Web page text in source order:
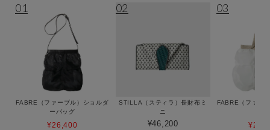
01
FABRE（ファーブル）ショルダ
ーバッグ
¥26,400
02
STILLA（スティラ）長財布ミ
ニ
¥46,200
03
FABRE（ファー